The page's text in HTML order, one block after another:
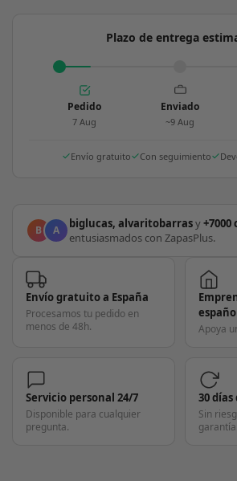
Plazo de entrega
Pedido
7 Aug
Enviado
~9 Aug
Envío gratuito Con seguimiento
B A biglucas, alvaritobarrasy
entusiasmados con ZapasPlus.
Envío gratuito a España
Procesamos tu pedido en
menos de 48h.
Apoya
Servicio personal 24/7
Disponible para cualquier
pregunta.
30
Sin
garantía.